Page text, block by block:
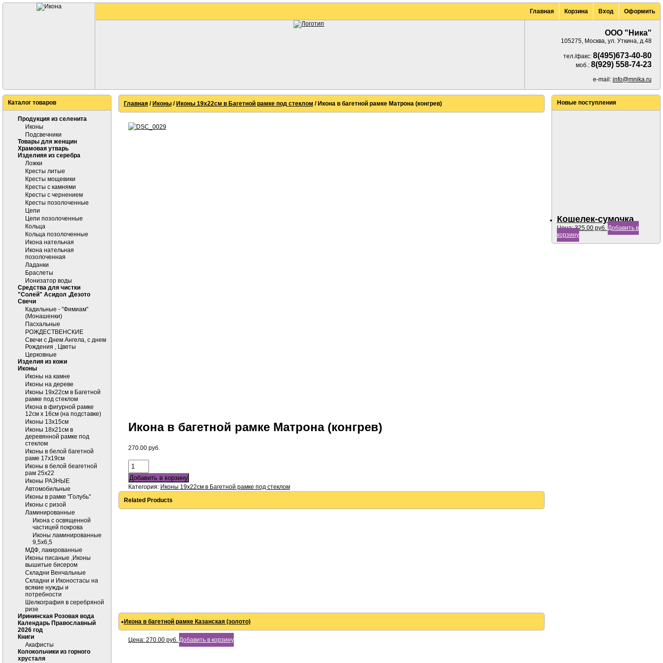
Оформить
Вход
Корзина
Главная
ООО "Ника"
105275, Москва, ул. Уткина, д.48
тел./факс: 8(495)673-40-80
моб.: 8(929) 558-74-23
e-mail: info@mnika.ru
Каталог товаров
Продукция из селенита
Иконы
Подсвечники
Товары для женщин
Храмовая утварь
Изделияя из серебра
Ложки
Кресты литые
Кресты мощевики
Кресты с камнями
Кресты с чернением
Кресты позолоченные
Цепи
Цепи позолоченные
Кольца
Кольца позолоченные
Икона нательная
Икона нательная
позолоченная
Ладанки
Браслеты
Ионизатор воды
Средства для чистки
"Солей" Асидол ,Дезото
Cвечи
Кадильные - "Фимиам"
(Монашенки)
Пасхальные
РОЖДЕСТВЕНСКИЕ
Свечи с Днем Ангела, с днем
Рождения , Цветы
Церковные
Изделия из кожи
Иконы
Иконы на камне
Иконы на дереве
Иконы 19х22см в Багетной
рамке под стеклом
Икона в фигурной рамке
12см х 16см (на подставке)
Иконы 13х15см
Иконы 18х21см в
деревянной рамке под
стеклом
Иконы в белой багетной
раме 17х19см
Иконы в белой беагетной
рам 25х22
Иконы РАЗНЫЕ
Автомобильные
Иконы в рамке "Голубь"
Иконы с ризой
Ламинированные
Икона с освященной
частицей покрова
Иконы ламинированные
9,5х6,5
МДФ, лакированные
Иконы писаные ,Иконы
вышитые бисером
Складни Венчальные
Складни и Иконостасы на
всякие нужды и
потребности
Шелкография в серебряной
ризе
Ирининская Розовая вода
Календарь Православный
2026 год
Книги
Акафисты
Колокольчики из горного
хрусталя
Главная/ Иконы/ Иконы 19х22см в Багетной рамке под стеклом / Икона в багетной рамке Матрона (конгрев)
Икона в багетной рамке Матрона (конгрев)
270.00руб.
Добавить в корзину
Категория: Иконы 19х22см в Багетной рамке под стеклом
Related Products
Икона в багетной рамке Казанская (золото)
Цена: 270.00руб. Добавить в корзину
Новые поступления
Кошелек-сумочка
Цена:325.00руб. Добавить в
корзину